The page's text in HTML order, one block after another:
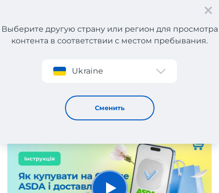
Регистрация
Выберите другую страну или регион для просмотра
контента в соответствии с местом пребывания.
Ukraine
Сменить
Как покупать на George ASDA и доставлять товары
в Украину.
4.75